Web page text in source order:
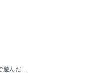
遊んだ...